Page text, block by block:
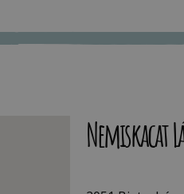
Nemiskacat